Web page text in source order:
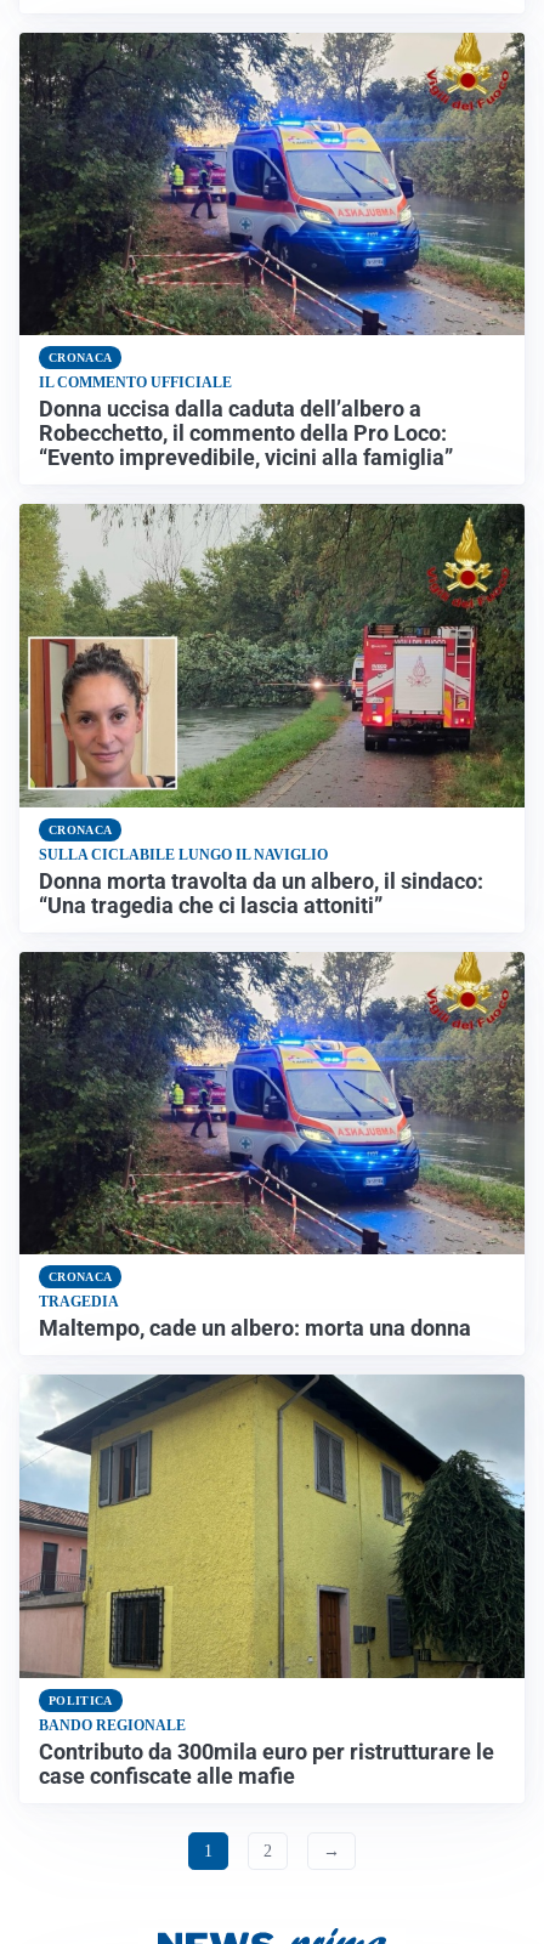
CRONACA
IL COMMENTO UFFICIALE
Donna uccisa dalla caduta dell’albero a
Robecchetto, il commento della Pro Loco:
“Evento imprevedibile, vicini alla famiglia”
CRONACA
SULLA CICLABILE LUNGO IL NAVIGLIO
Donna morta travolta da un albero, il sindaco:
“Una tragedia che ci lascia attoniti”
CRONACA
TRAGEDIA
Maltempo, cade un albero: morta una donna
POLITICA
BANDO REGIONALE
Contributo da 300mila euro per ristrutturare le
case confiscate alle mafie
1 2 →